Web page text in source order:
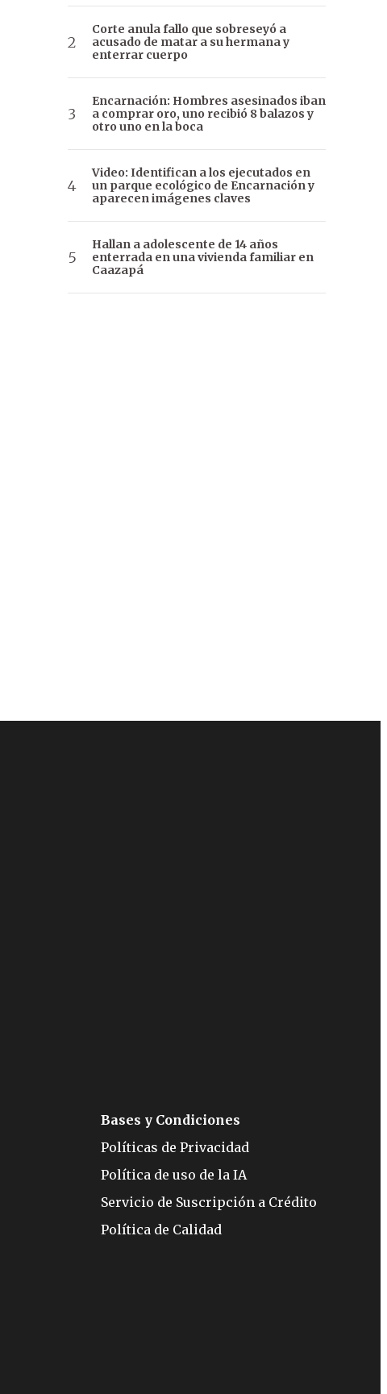
Corte anula fallo que sobreseyó a
acusado de matar a su hermana y
enterrar cuerpo
Encarnación: Hombres asesinados iban
a comprar oro, uno recibió 8 balazos y
otro uno en la boca
Video: Identifican a los ejecutados en
un parque ecológico de Encarnación y
aparecen imágenes claves
Hallan a adolescente de 14 años
enterrada en una vivienda familiar en
Caazapá
Bases y Condiciones
Políticas de Privacidad
Política de uso de la IA
Servicio de Suscripción a Crédito
Política de Calidad